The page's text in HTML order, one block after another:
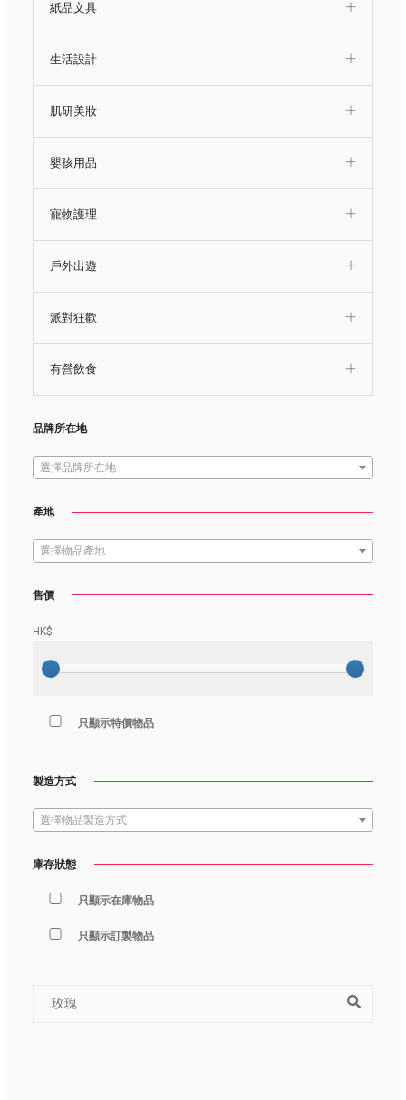
紙品文具
生活設計
肌研美妝
嬰孩用品
寵物護理
戶外出遊
派對狂歡
有營飲食
品牌所在地
選擇品牌所在地
產地
選擇物品產地
售價
HK$ --
只顯示特價物品
製造方式
選擇物品製造方式
庫存狀態
只顯示在庫物品
只顯示訂製物品